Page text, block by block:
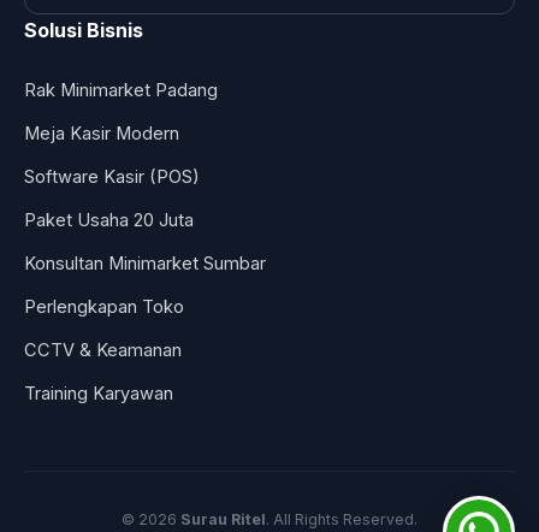
Solusi Bisnis
Rak Minimarket Padang
Meja Kasir Modern
Software Kasir (POS)
Paket Usaha 20 Juta
Konsultan Minimarket Sumbar
Perlengkapan Toko
CCTV & Keamanan
Training Karyawan
© 2026 Surau Ritel. All Rights Reserved.